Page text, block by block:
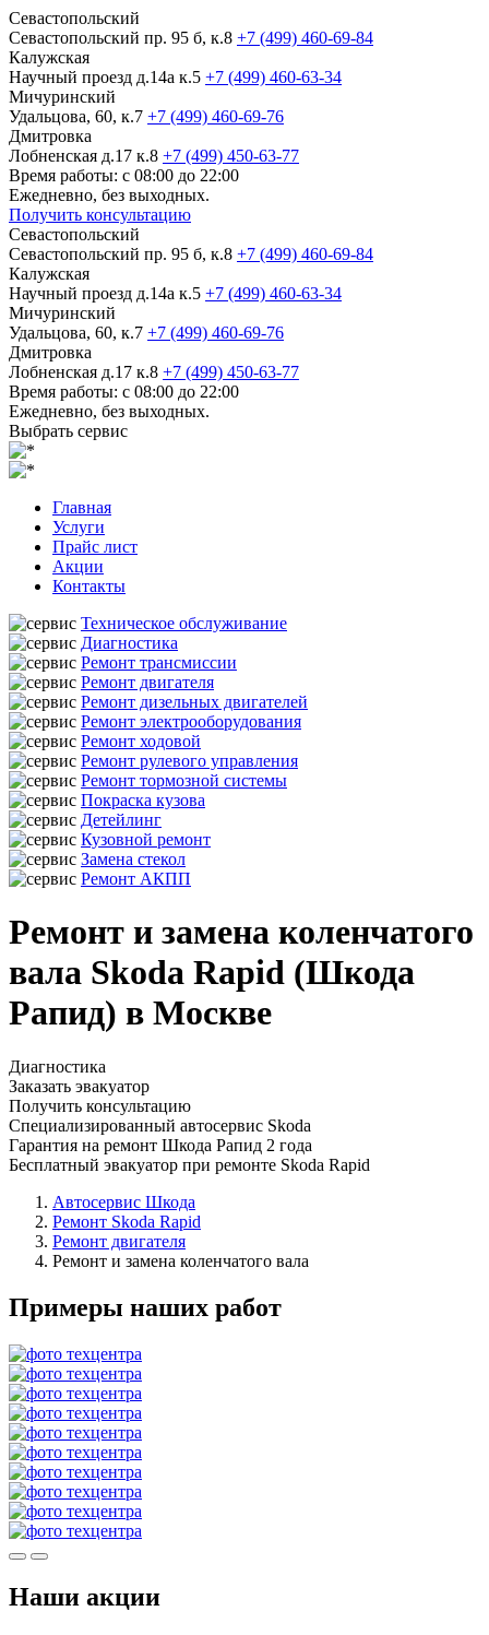
Севастопольский
Севастопольский пр. 95 б, к.8 +7 (499) 460-69-84
Калужская
Научный проезд д.14а к.5 +7 (499) 460-63-34
Мичуринский
Удальцова, 60, к.7 +7 (499) 460-69-76
Дмитровка
Лобненская д.17 к.8 +7 (499) 450-63-77
Время работы: с 08:00 до 22:00
Ежедневно, без выходных.
Получить консультацию
Севастопольский
Севастопольский пр. 95 б, к.8 +7 (499) 460-69-84
Калужская
Научный проезд д.14а к.5 +7 (499) 460-63-34
Мичуринский
Удальцова, 60, к.7 +7 (499) 460-69-76
Дмитровка
Лобненская д.17 к.8 +7 (499) 450-63-77
Время работы: с 08:00 до 22:00
Ежедневно, без выходных.
Выбрать сервис
Главная
Услуги
Прайс лист
Акции
Контакты
Техническое обслуживание
Диагностика
Ремонт трансмиссии
Ремонт двигателя
Ремонт дизельных двигателей
Ремонт электрооборудования
Ремонт ходовой
Ремонт рулевого управления
Ремонт тормозной системы
Покраска кузова
Детейлинг
Кузовной ремонт
Замена стекол
Ремонт АКПП
Ремонт и замена коленчатого
вала Skoda Rapid (Шкода
Рапид) в Москве
Диагностика
Заказать эвакуатор
Получить консультацию
Специализированный автосервис Skoda
Гарантия на ремонт Шкода Рапид 2 года
Бесплатный эвакуатор при ремонте Skoda Rapid
Автосервис Шкода
Ремонт Skoda Rapid
Ремонт двигателя
Ремонт и замена коленчатого вала
Примеры наших работ
Наши акции